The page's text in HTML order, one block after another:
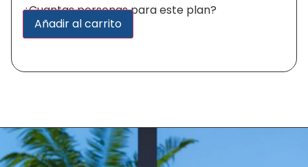
¿Cuantas personas para este plan?
Añadir al carrito
Alternative: